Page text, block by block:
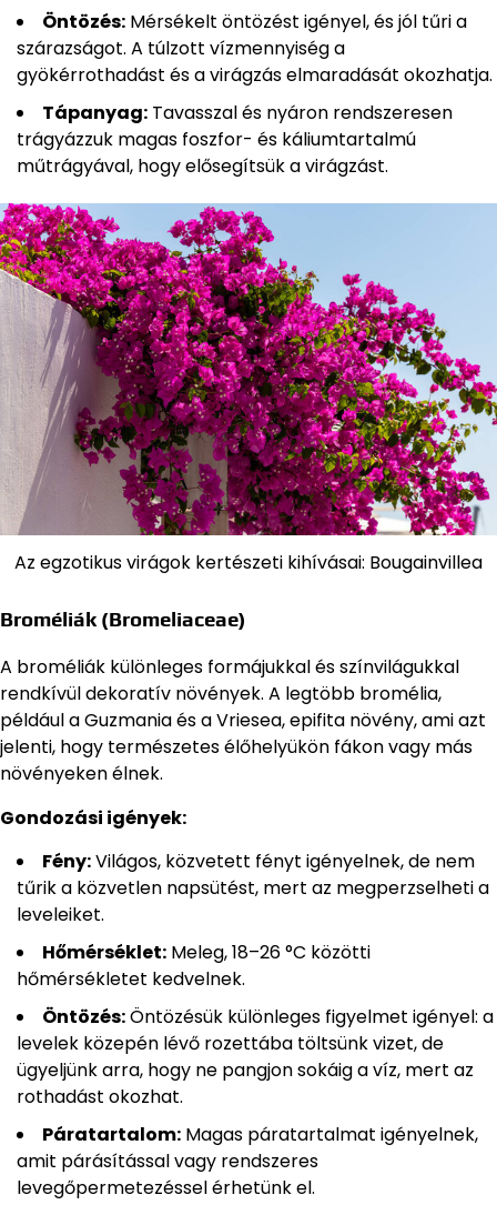
Öntözés: Mérsékelt öntözést igényel, és jól tűri a
szárazságot. A túlzott vízmennyiség a
gyökérrothadást és a virágzás elmaradását okozhatja.
Tápanyag: Tavasszal és nyáron rendszeresen
trágyázzuk magas foszfor- és káliumtartalmú
műtrágyával, hogy elősegítsük a virágzást.
Az egzotikus virágok kertészeti kihívásai: Bougainvillea
Broméliák (Bromeliaceae)
A broméliák különleges formájukkal és színvilágukkal
rendkívül dekoratív növények. A legtöbb bromélia,
például a Guzmania és a Vriesea, epifita növény, ami azt
jelenti, hogy természetes élőhelyükön fákon vagy más
növényeken élnek.
Gondozási igények:
Fény:Világos, közvetett fényt igényelnek, de nem
tűrik a közvetlen napsütést, mert az megperzselheti a
leveleiket.
Hőmérséklet: Meleg, 18–26 °C közötti
hőmérsékletet kedvelnek.
Öntözés:Öntözésük különleges figyelmet igényel: a
levelek közepén lévő rozettába töltsünk vizet, de
ügyeljünk arra, hogy ne pangjon sokáig a víz, mert az
rothadást okozhat.
Páratartalom: Magas páratartalmat igényelnek,
amit párásítással vagy rendszeres
levegőpermetezéssel érhetünk el.